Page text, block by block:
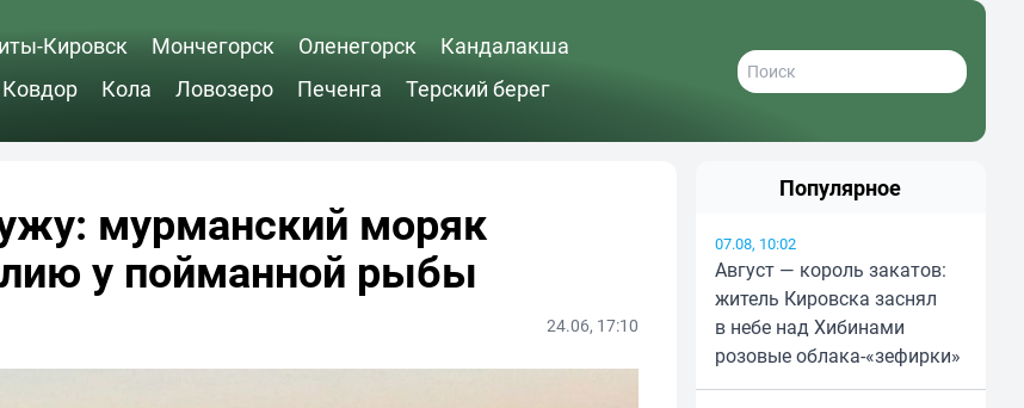
Кировск Мончегорск Оленегорск
Кандалакша
Ковдор Кола Ловозеро Печенга Терский берег
мурманский моряк
у пойманной рыбы
24.06, 17:10
Популярное
07.08, 10:02
Август — король закатов:
житель Кировска заснял
в небе над Хибинами
розовые облака-«зефирки»